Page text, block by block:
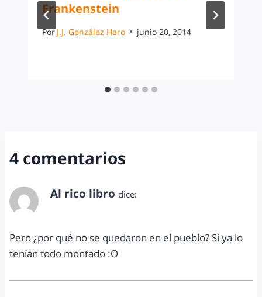
Frankenstein
Por J.J. González Haro junio 20, 2014
4 comentarios
Al rico libro dice:
Pero ¿por qué no se quedaron en el pueblo? Si ya lo
tenían todo montado :O